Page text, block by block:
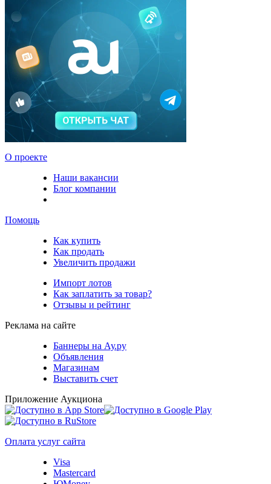
О проекте
Наши вакансии
Блог компании
Помощь
Как купить
Как продать
Увеличить продажи
Импорт лотов
Как заплатить за товар?
Отзывы и рейтинг
Реклама на сайте
Баннеры на Ау.ру
Объявления
Магазинам
Выставить счет
Приложение Аукциона
Оплата услуг сайта
Visa
Mastercard